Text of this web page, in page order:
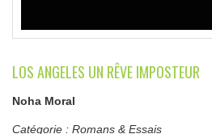
LOS ANGELES UN RÊVE IMPOSTEUR
Noha Moral
Catégorie : Romans & Essais